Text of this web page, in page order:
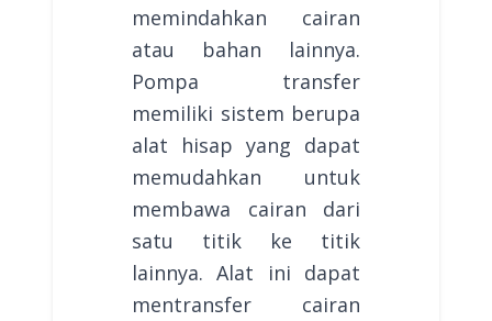
memindahkan cairan
atau bahan lainnya.
Pompa transfer
memiliki sistem berupa
alat hisap yang dapat
memudahkan untuk
membawa cairan dari
satu titik ke titik
lainnya. Alat ini dapat
mentransfer cairan